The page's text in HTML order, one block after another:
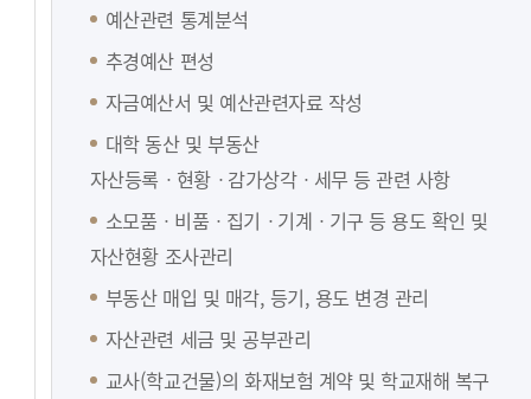
예산관련 통계분석
추경예산 편성
자금예산서 및 예산관련자료 작성
대학 동산 및 부동산
자산등록ㆍ현황ㆍ감가상각ㆍ세무 등 관련 사항
소모품ㆍ비품ㆍ집기ㆍ기계ㆍ기구 등 용도 확인 및
자산현황 조사관리
부동산 매입 및 매각, 등기, 용도 변경 관리
자산관련 세금 및 공부관리
교사(학교건물)의 화재보험 계약 및 학교재해 복구